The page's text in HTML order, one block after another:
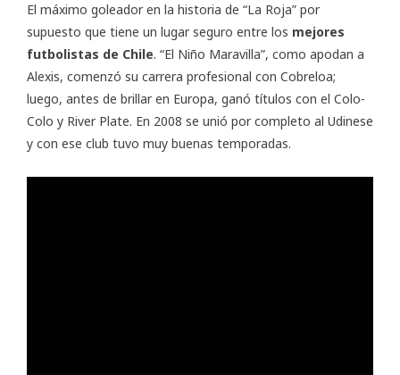
El máximo goleador en la historia de “La Roja” por
supuesto que tiene un lugar seguro entre los mejores
futbolistas de Chile. “El Niño Maravilla”, como apodan a
Alexis, comenzó su carrera profesional con Cobreloa;
luego, antes de brillar en Europa, ganó títulos con el Colo-
Colo y River Plate. En 2008 se unió por completo al Udinese
y con ese club tuvo muy buenas temporadas.